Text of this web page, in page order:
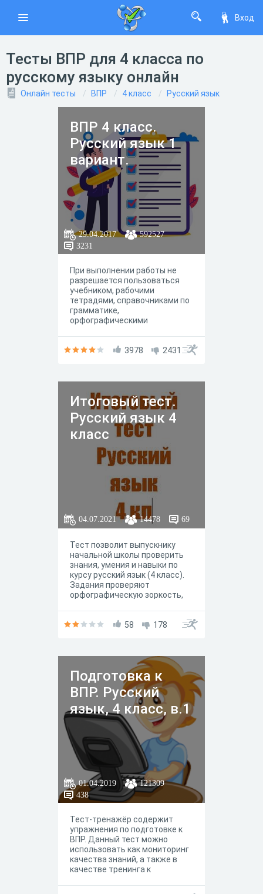
Вход
Тесты ВПР для 4 класса по
русскому языку онлайн
Онлайн тесты ВПР 4 класс Русский язык
ВПР 4 класс.
Русский язык 1
вариант.
29.04.2017
592527
3231
При выполнении работы не
разрешается пользоваться
учебником, рабочими
тетрадями, справочниками по
грамматике,
орфографическими
3978
2431
Итоговый тест.
Русский язык 4
класс
04.07.2021 14478 69
Тест позволит выпускнику
начальной школы проверить
знания, умения и навыки по
курсу русский язык (4 класс).
Задания проверяют
орфографическую зоркость,
проводить проверку
58 178
Подготовка к
ВПР. Русский
язык, 4 класс, в.1
01.04.2019
121309
438
Тест-тренажёр содержит
упражнения по подготовке к
ВПР. Данный тест можно
использовать как мониторинг
качества знаний, а также в
качестве тренинга к